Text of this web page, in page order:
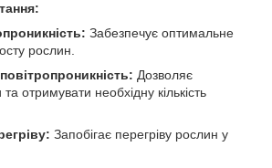
Забезпечує оптимальне
рослин.
Дозволяє
отримувати необхідну кількість
Запобігає перегріву рослин у